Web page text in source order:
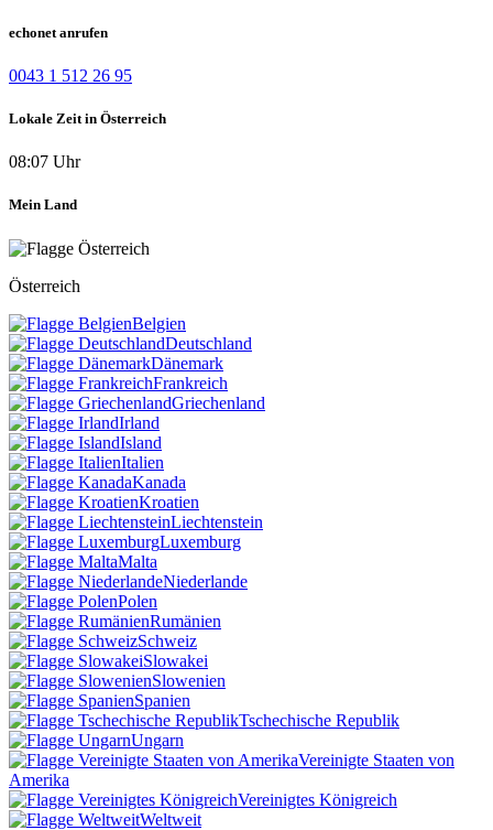
echonet anrufen
0043 1 512 26 95
Lokale Zeit in Österreich
08:07 Uhr
Mein Land
Österreich
Belgien
Deutschland
Dänemark
Frankreich
Griechenland
Irland
Island
Italien
Kanada
Kroatien
Liechtenstein
Luxemburg
Malta
Niederlande
Polen
Rumänien
Schweiz
Slowakei
Slowenien
Spanien
Tschechische Republik
Ungarn
Vereinigte Staaten von
Amerika
Vereinigtes Königreich
Weltweit